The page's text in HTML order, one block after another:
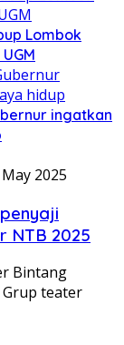
Lombok
ingatkan
2025
NTB 2025
Bintang
teater